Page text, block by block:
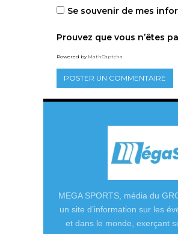
Se souvenir de mes
Prouvez que vous n’êtes
Powered by MathCaptcha
MEGA SPORTS, média du
un site d’information sur les
et dans le monde, exerçant